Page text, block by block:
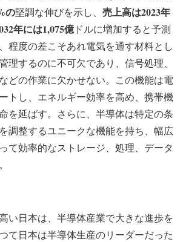
の堅調な伸びを示し、 売上高は2023年
年には1,075億 ドルに増加すると予測
程度の差こそあれ電気を通す材料とし
理するのに不可欠であり、信号処理、
どの作業に欠かせない。この機能は電
トし、エネルギー効率を高め、携帯機
を延ばす。さらに、半導体は特定の条
調整するユニークな機能を持ち、幅広
て効率的なストレージ、処理、データ
い日本は、半導体産業で大きな進歩を
て日本は半導体生産のリーダーだった